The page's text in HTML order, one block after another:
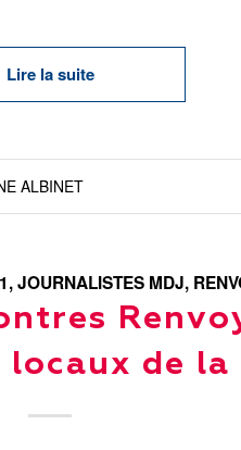
Lire la suite
ALBINET
,JOURNALISTES MDJ,
locaux de la